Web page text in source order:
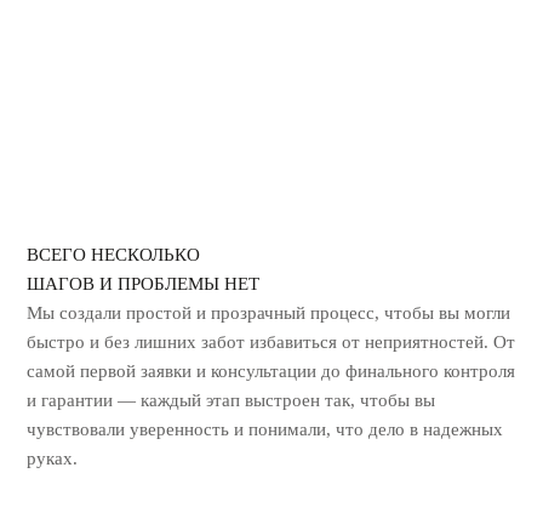
ВСЕГО НЕСКОЛЬКО
ШАГОВ И ПРОБЛЕМЫ НЕТ
Мы создали простой и прозрачный процесс, чтобы вы могли
быстро и без лишних забот избавиться от неприятностей. От
самой первой заявки и консультации до финального контроля
и гарантии — каждый этап выстроен так, чтобы вы
чувствовали уверенность и понимали, что дело в надежных
руках.